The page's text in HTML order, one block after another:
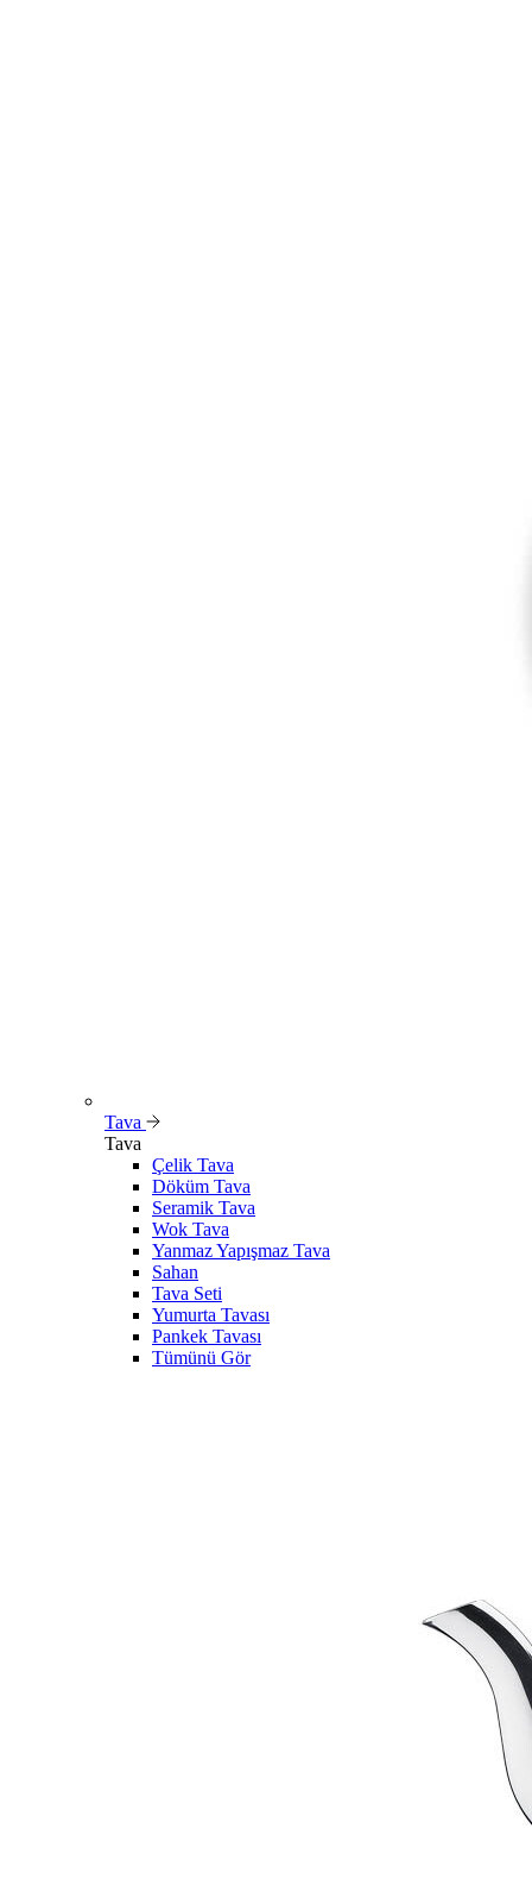
Tava
Tava
Çelik Tava
Döküm Tava
Seramik Tava
Wok Tava
Yanmaz Yapışmaz Tava
Sahan
Tava Seti
Yumurta Tavası
Pankek Tavası
Tümünü Gör